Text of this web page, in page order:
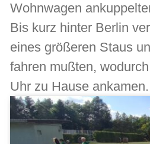
Wohnwagen
Bis kurz hinter Berlin
eines größeren Staus
fahren mußten,
Uhr zu Hause ankamen.